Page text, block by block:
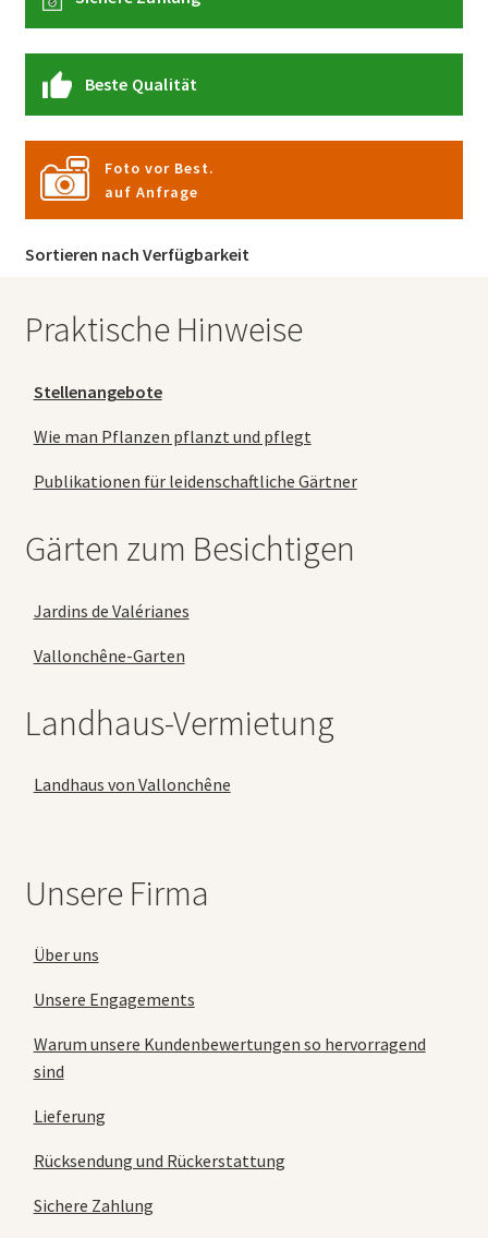
Beste Qualität
Foto vor Best.
auf Anfrage
Sortieren nach Verfügbarkeit
Praktische Hinweise
Stellenangebote
Wie man Pflanzen pflanzt und pflegt
Publikationen für leidenschaftliche Gärtner
Gärten zum Besichtigen
Jardins de Valérianes
Vallonchêne-Garten
Landhaus-Vermietung
Landhaus von Vallonchêne
Unsere Firma
Über uns
Unsere Engagements
Warum unsere Kundenbewertungen so hervorragend
sind
Lieferung
Rücksendung und Rückerstattung
Sichere Zahlung